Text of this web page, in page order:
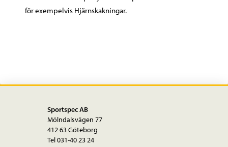
för exempelvis Hjärnskakningar.
Sportspec AB
Mölndalsvägen 77
412 63 Göteborg
Tel 031-40 23 24